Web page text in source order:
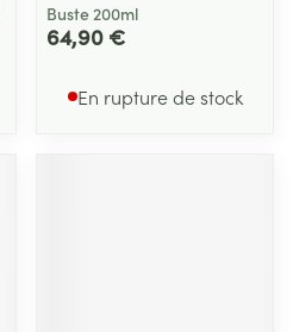
Buste 200ml
64,90 €
En rupture de stock